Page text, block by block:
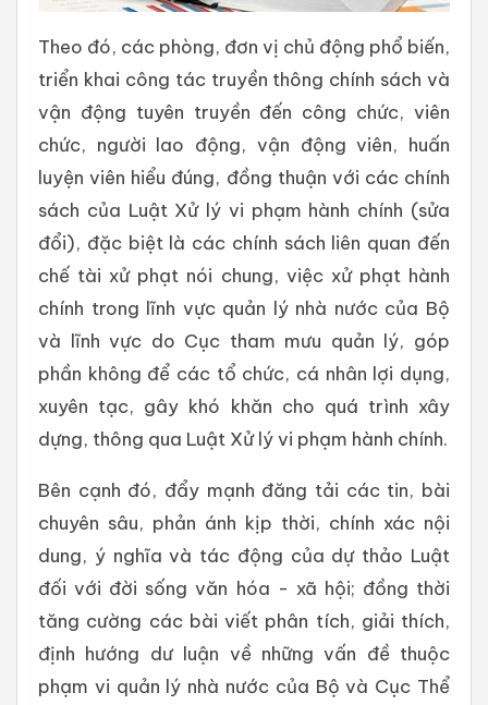
Theo đó, các phòng, đơn vị chủ động phổ biến,
triển khai công tác truyền thông chính sách và
vận động tuyên truyền đến công chức, viên
chức, người lao động, vận động viên, huấn
luyện viên hiểu đúng, đồng thuận với các chính
sách của Luật Xử lý vi phạm hành chính (sửa
đổi), đặc biệt là các chính sách liên quan đến
chế tài xử phạt nói chung, việc xử phạt hành
chính trong lĩnh vực quản lý nhà nước của Bộ
và lĩnh vực do Cục tham mưu quản lý, góp
phần không để các tổ chức, cá nhân lợi dụng,
xuyên tạc, gây khó khăn cho quá trình xây
dựng, thông qua Luật Xử lý vi phạm hành chính.
Bên cạnh đó, đẩy mạnh đăng tải các tin, bài
chuyên sâu, phản ánh kịp thời, chính xác nội
dung, ý nghĩa và tác động của dự thảo Luật
đối với đời sống văn hóa - xã hội; đồng thời
tăng cường các bài viết phân tích, giải thích,
định hướng dư luận về những vấn đề thuộc
phạm vi quản lý nhà nước của Bộ và Cục Thể